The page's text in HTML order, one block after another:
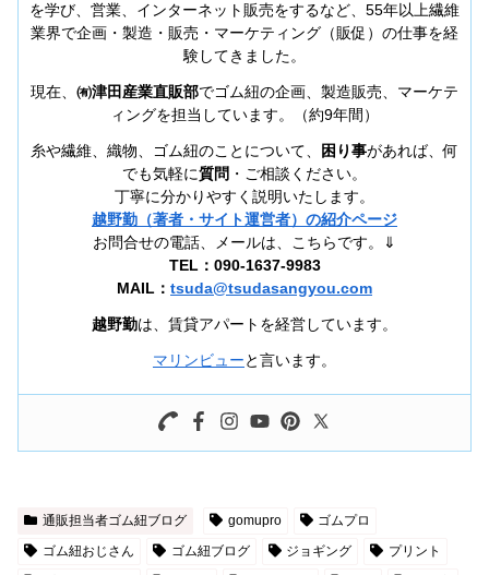
を学び、営業、インターネット販売をするなど、55年以上繊維
業界で企画・製造・販売・マーケティング（販促）の仕事を経
験してきました。
現在、 ㈲津田産業直販部でゴム紐の企画、製造販売、マーケテ
ィングを担当しています。（約9年間）
糸や繊維、織物、ゴム紐のことについて、 困り事があれば、何
でも気軽に質問 ・ご相談ください。
丁寧に分かりやすく説明いたします。
越野勤（著者・サイト運営者）の紹介ページ
お問合せの電話、メールは、こちらです。⇓
TEL：090-1637-9983
MAIL： tsuda@tsudasangyou.com
越野勤は、賃貸アパートを経営しています。
マリンビューと言います。
通販担当者ゴム紐ブログ gomupro
ゴムプロ
ゴム紐おじさん
ゴム紐ブログ ジョギング
プリント